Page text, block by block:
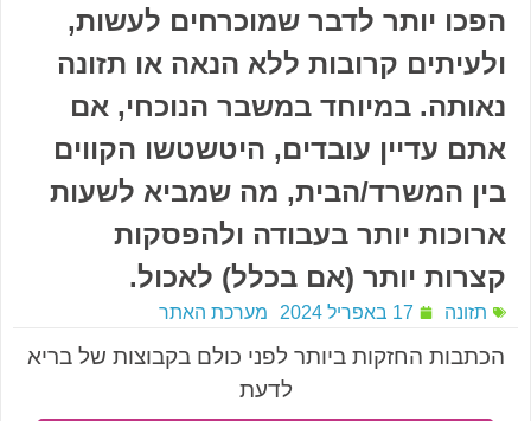
הפכו יותר לדבר שמוכרחים לעשות,
ולעיתים קרובות ללא הנאה או תזונה
נאותה. במיוחד במשבר הנוכחי, אם
אתם עדיין עובדים, היטשטשו הקווים
בין המשרד/הבית, מה שמביא לשעות
ארוכות יותר בעבודה ולהפסקות
קצרות יותר (אם בכלל) לאכול.
תזונה 17 באפריל 2024 מערכת האתר
הכתבות החזקות ביותר לפני כולם בקבוצות של בריא
לדעת